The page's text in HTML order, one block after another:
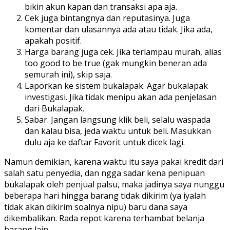
bikin akun kapan dan transaksi apa aja.
Cek juga bintangnya dan reputasinya. Juga
komentar dan ulasannya ada atau tidak. Jika ada,
apakah positif.
Harga barang juga cek. Jika terlampau murah, alias
too good to be true (gak mungkin beneran ada
semurah ini), skip saja.
Laporkan ke sistem bukalapak. Agar bukalapak
investigasi. Jika tidak menipu akan ada penjelasan
dari Bukalapak.
Sabar. Jangan langsung klik beli, selalu waspada
dan kalau bisa, jeda waktu untuk beli. Masukkan
dulu aja ke daftar Favorit untuk dicek lagi.
Namun demikian, karena waktu itu saya pakai kredit dari
salah satu penyedia, dan ngga sadar kena penipuan
bukalapak oleh penjual palsu, maka jadinya saya nunggu
beberapa hari hingga barang tidak dikirim (ya iyalah
tidak akan dikirim soalnya nipu) baru dana saya
dikembalikan. Rada repot karena terhambat belanja